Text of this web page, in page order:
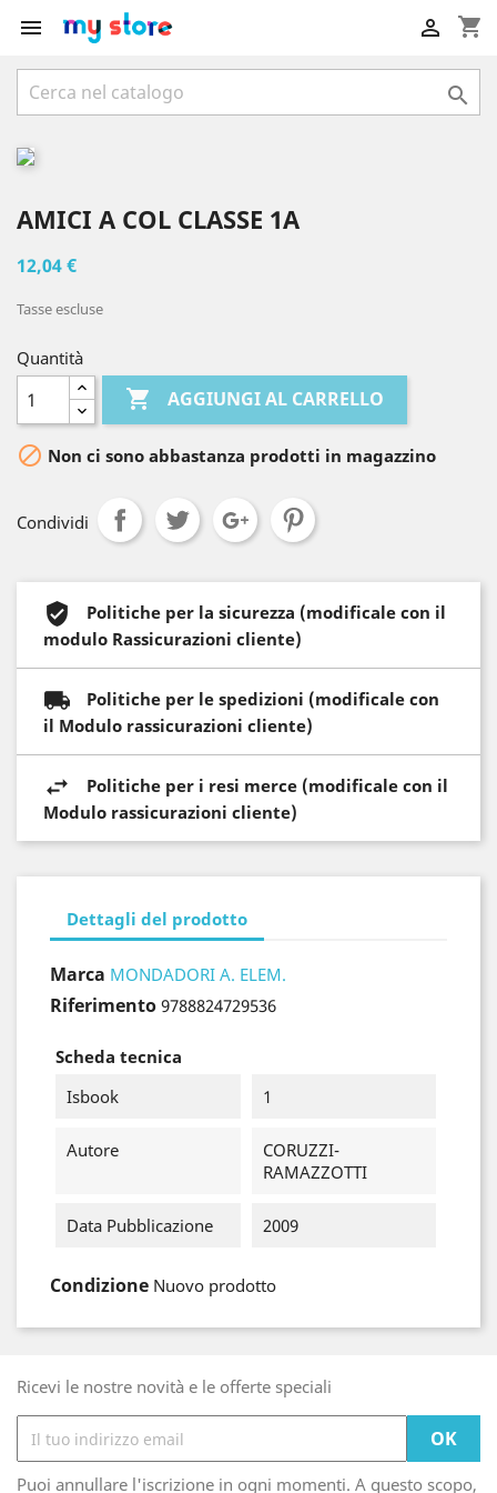
 shopping_cart


AMICI A COL CLASSE 1A
12,04 €
Tasse escluse
Quantità
 AGGIUNGI AL CARRELLO
 Non ci sono abbastanza prodotti in magazzino
Condividi
Politiche per la sicurezza (modificale con il
modulo Rassicurazioni cliente)
Politiche per le spedizioni (modificale con
il Modulo rassicurazioni cliente)
Politiche per i resi merce (modificale con il
Modulo rassicurazioni cliente)
Dettagli del prodotto
Marca MONDADORI A. ELEM.
Riferimento 9788824729536
Scheda tecnica
Isbook
1
Autore
CORUZZI-
RAMAZZOTTI
Data Pubblicazione 2009
Condizione Nuovo prodotto
Ricevi le nostre novità e le offerte speciali
Puoi annullare l'iscrizione in ogni momenti. A questo scopo,